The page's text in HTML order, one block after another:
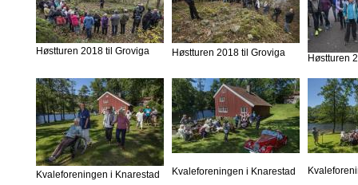
Høstturen 2018 til Groviga Høstturen 2018 til Groviga Høstturen
Kvaleforeningen i Knarestad Kvaleforeningen i Knarestad